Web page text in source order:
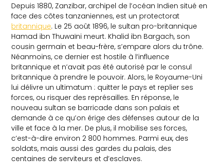
Depuis 1880, Zanzibar, archipel de l’océan Indien situé en
face des côtes tanzaniennes, est un protectorat
britannique. Le 25 août 1896, le sultan pro-britannique
Hamad ibn Thuwaïni meurt. Khalid ibn Bargach, son
cousin germain et beau-frère, s’empare alors du trône.
Néanmoins, ce dernier est hostile à l’influence
britannique et n’avait pas été autorisé par le consul
britannique à prendre le pouvoir. Alors, le Royaume-Uni
lui délivre un ultimatum : quitter le pays et replier ses
forces, ou risquer des représailles. En réponse, le
nouveau sultan se barricade dans son palais et
demande à ce qu’on érige des défenses autour de la
ville et face à la mer. De plus, il mobilise ses forces,
c’est-à-dire environ 2 800 hommes. Parmi eux, des
soldats, mais aussi des gardes du palais, des
centaines de serviteurs et d’esclaves.